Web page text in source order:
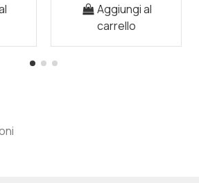
Aggiungi al
carrello